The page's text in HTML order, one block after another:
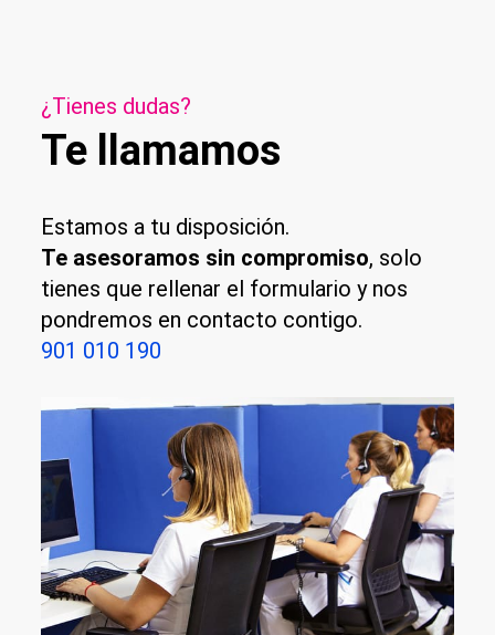
¿Tienes dudas?
Te llamamos
Estamos a tu disposición.
Te asesoramos sin compromiso, solo
tienes que rellenar el formulario y nos
pondremos en contacto contigo.
901 010 190